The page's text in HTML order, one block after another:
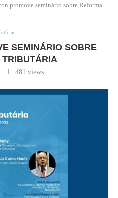
promove seminário sobre Reforma
SEMINÁRIO SOBRE
TRIBUTÁRIA
481 views